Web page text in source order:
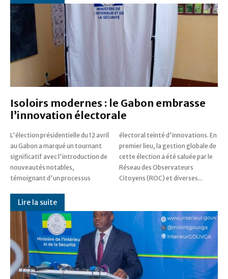
Isoloirs modernes : le Gabon embrasse
l’innovation électorale
L'élection présidentielle du 12 avril
au Gabon a marqué un tournant
significatif avec l'introduction de
nouveautés notables,
témoignant d'un processus
électoral teinté d'innovations. En
premier lieu, la gestion globale de
cette élection a été saluée par le
Réseau des Observateurs
Citoyens (ROC) et diverses...
Lire la suite